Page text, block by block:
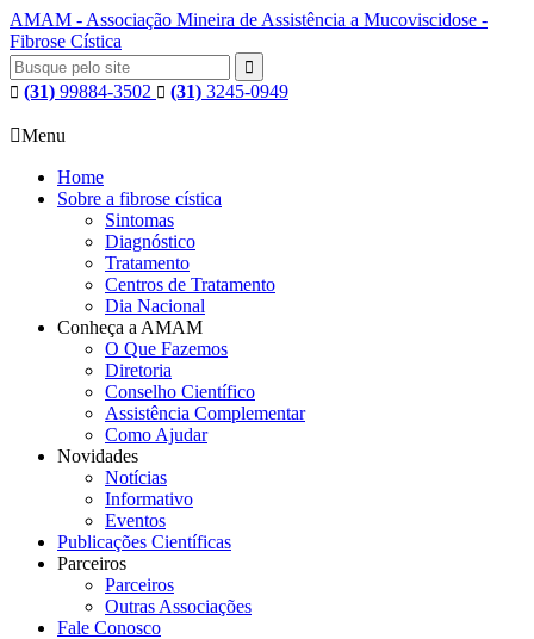
AMAM - Associação Mineira de Assistência a Mucoviscidose -
Fibrose Cística

 (31) 99884-3502  (31) 3245-0949
Menu
Home
Sobre a fibrose cística
Sintomas
Diagnóstico
Tratamento
Centros de Tratamento
Dia Nacional
Conheça a AMAM
O Que Fazemos
Diretoria
Conselho Científico
Assistência Complementar
Como Ajudar
Novidades
Notícias
Informativo
Eventos
Publicações Científicas
Parceiros
Parceiros
Outras Associações
Fale Conosco